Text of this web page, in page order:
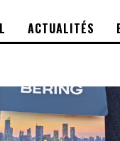
ACTUALITÉS